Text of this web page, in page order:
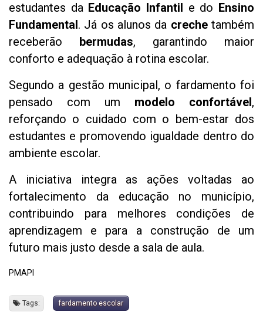
estudantes da Educação Infantil e do Ensino
Fundamental. Já os alunos da crechetambém
receberão bermudas, garantindo maior
conforto e adequação à rotina escolar.
Segundo a gestão municipal, o fardamento foi
pensado com um modelo confortável,
reforçando o cuidado com o bem-estar dos
estudantes e promovendo igualdade dentro do
ambiente escolar.
A iniciativa integra as ações voltadas ao
fortalecimento da educação no município,
contribuindo para melhores condições de
aprendizagem e para a construção de um
futuro mais justo desde a sala de aula.
PMAPI
Tags: fardamento escolar